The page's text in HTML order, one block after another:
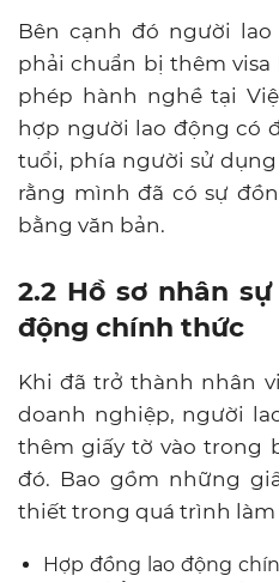
Bên cạnh đó người
phải chuẩn bị thêm
phép hành nghề tại
hợp người lao động có
tuổi, phía người sử
rằng mình đã có sự
bằng văn bản.
2.2 Hồ sơ nhân
động chính thức
Khi đã trở thành nhân
doanh nghiệp, người
thêm giấy tờ vào trong
đó. Bao gồm những
thiết trong quá trình làm
Hợp đồng lao động